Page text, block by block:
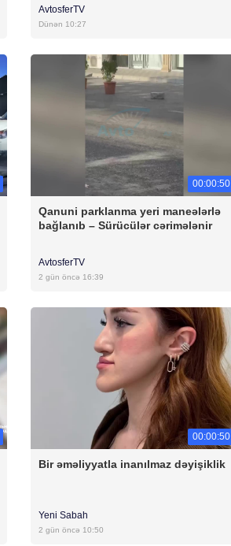
AvtosferTV
Dünən 10:27
00:00:50
Qanuni parklanma yeri maneələrlə
bağlanıb – Sürücülər cərimələnir
AvtosferTV
2 gün öncə 16:39
00:00:50
Bir əməliyyatla inanılmaz dəyişiklik
Yeni Sabah
2 gün öncə 10:50